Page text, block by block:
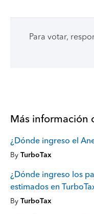
Para votar,
Más información
¿Dónde ingreso el
By TurboTax
¿Dónde ingreso los
estimados en
By TurboTax